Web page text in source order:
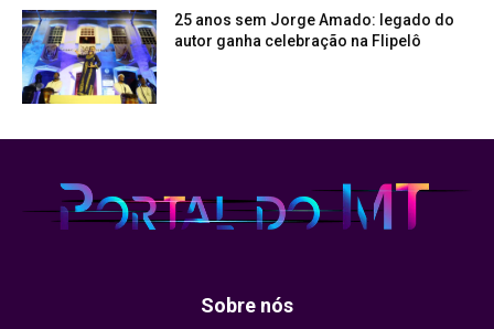
25 anos sem Jorge Amado: legado do
autor ganha celebração na Flipelô
Sobre nós